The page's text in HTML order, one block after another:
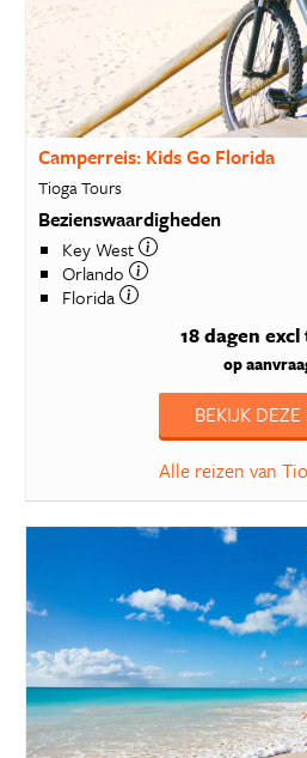
Camperreis: Kids Go Florida
Tioga Tours
Bezienswaardigheden
Key West
Orlando
Florida
18 dagen excl
op
BEKIJK DEZE
Alle reizen van